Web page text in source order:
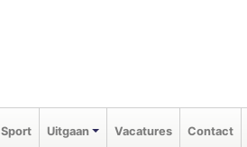
Sport Uitgaan Vacatures Contact